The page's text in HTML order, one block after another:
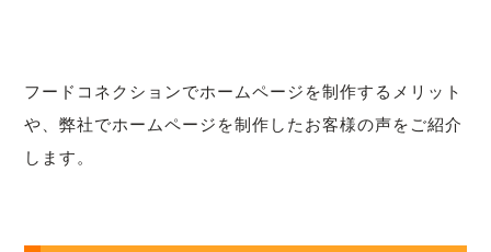
フードコネクションでホームページを制作するメリット
や、弊社でホームページを制作したお客様の声をご紹介
します。